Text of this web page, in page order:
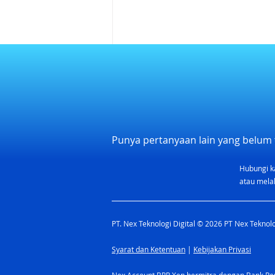
Kalendar Libur Nasional dan
Rekomendasi Cuti 2026
Punya pertanyaan lain yang belum
Hubungi
atau
PT. Nex Teknologi Digital © 2026 PT Nex
Syarat dan Ketentuan | Kebijakan Privasi